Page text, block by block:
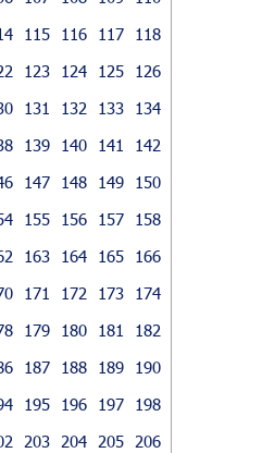
115 116 117
118
123 124 125
126
131 132 133
134
139 140 141
142
147 148 149
150
155 156 157
158
163 164 165
166
171 172 173
174
179 180 181
182
187 188 189
190
195 196 197
198
203 204 205
206